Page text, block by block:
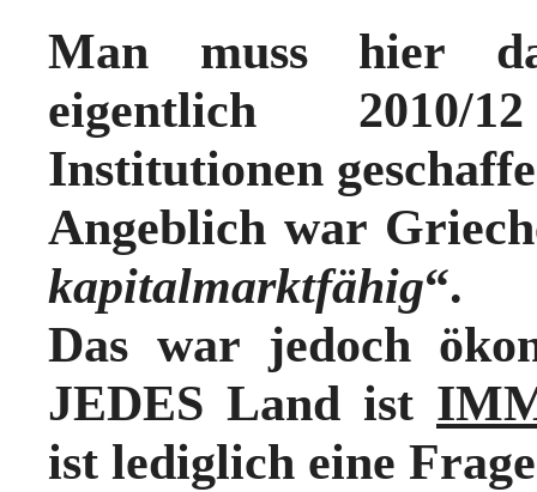
Man muss hier
eigentlich 2010/
Institutionen
Angeblich war
kapitalmarktfähig“.
Das war jedoch
JEDES Land ist
ist lediglich eine